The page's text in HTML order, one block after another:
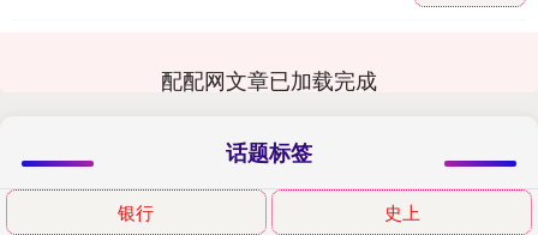
配配网文章已加载完成
话题标签
银行 史上